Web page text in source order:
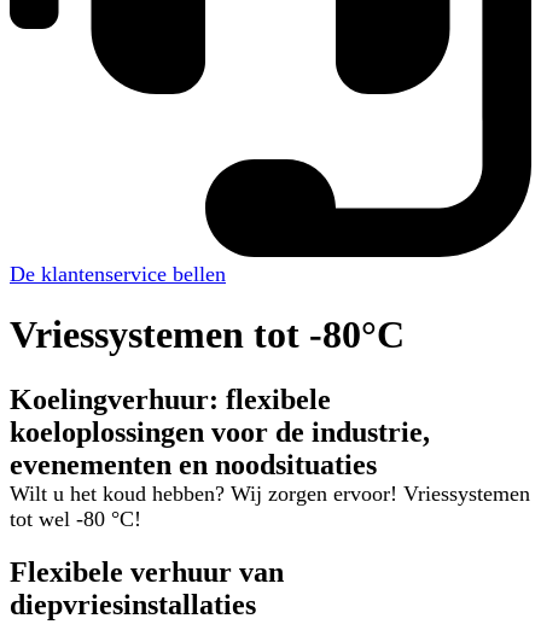
De klantenservice bellen
Vriessystemen tot -80°C
Koelingverhuur: flexibele
koeloplossingen voor de industrie,
evenementen en noodsituaties
Wilt u het koud hebben? Wij zorgen ervoor! Vriessystemen
tot wel -80 °C!
Flexibele verhuur van
diepvriesinstallaties